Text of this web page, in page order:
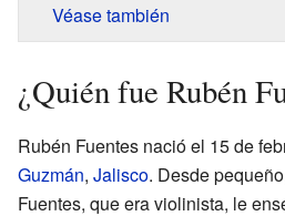
Véase también
¿Quién fue Rubén
Rubén Fuentes nació el 15 de
Guzmán, Jalisco. Desde
Fuentes, que era violinista, le